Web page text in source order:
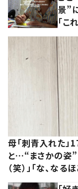
景”
「こ
母「刺青入れた」
と…“まさかの姿
（笑）」「な、なるほ